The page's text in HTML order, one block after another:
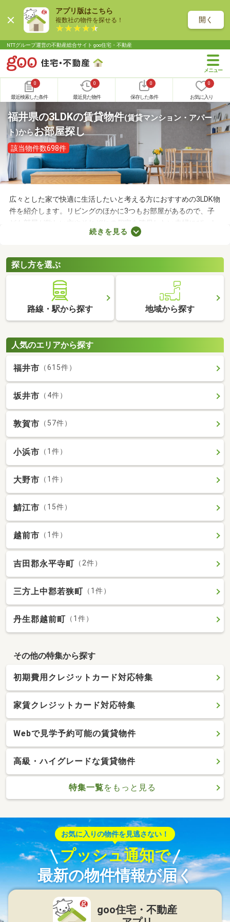
アプリ版はこちら
複数社の物件を探せる！ 開く
NTTグループ運営の不動産総合サイト goo住宅・不動産
0
最近検索した条件
0
最近見た物件
0
保存した条件
0
お気に入り
福井県の3LDKの賃貸物件(賃貸マンション・アパー
ト)からお部屋探し
該当物件数698件
広々とした家で快適に生活したいと考える方におすすめの3LDK物
件を紹介します。リビングのほかに3つもお部屋があるので、子
ども部屋が欲しい方やそれぞれの個室を確保したい夫婦にぴった
り。物件のなかには新しい設備を用意しているところもあるの
くださいね。
続きを見る
探し方を選ぶ
路線・駅から探す 地域から探す
人気のエリアから探す
福井市 （615件）
坂井市 （4件）
敦賀市 （57件）
小浜市 （1件）
大野市 （1件）
鯖江市 （15件）
越前市 （1件）
吉田郡永平寺町 （2件）
三方上中郡若狭町 （1件）
丹生郡越前町 （1件）
その他の特集から探す
初期費用クレジットカード対応特集
家賃クレジットカード対応特集
Webで見学予約可能の賃貸物件
高級・ハイグレードな賃貸物件
特集一覧をもっと見る
お気に入りの物件を見逃さない！
プッシュ通知で
最新の物件情報が届く
goo住宅・不動産